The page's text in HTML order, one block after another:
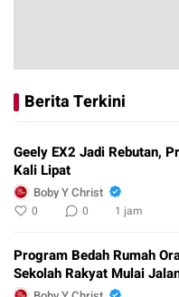
Berita Terkini
Geely EX2 Jadi Rebutan,
Kali Lipat
Boby Y Christ
0 0 1 jam
Program Bedah Rumah
Sekolah Rakyat Mulai